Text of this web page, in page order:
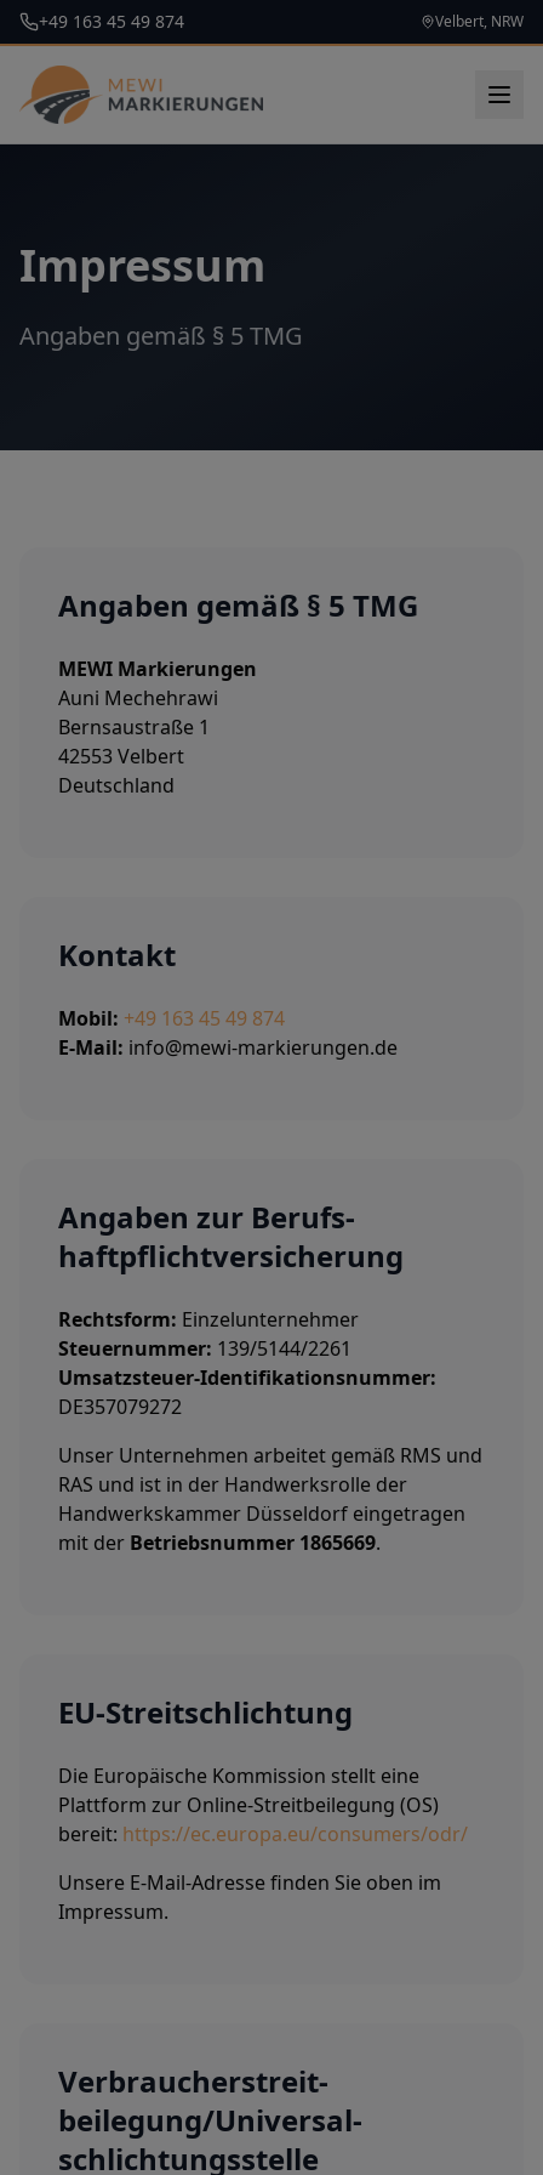
+49 163 45 49 874 Velbert, NRW
Impressum
Angaben gemäß § 5 TMG
Angaben gemäß § 5 TMG
MEWI Markierungen
Auni Mechehrawi
Bernsaustraße 1
42553 Velbert
Deutschland
Kontakt
Mobil: +49 163 45 49 874
E-Mail: info@mewi-markierungen.de
Angaben zur Berufs­
haftpflicht­versicherung
Rechtsform: Einzelunternehmer
Steuernummer: 139/5144/2261
Umsatzsteuer-Identifikationsnummer:
DE357079272
Unser Unternehmen arbeitet gemäß RMS und
RAS und ist in der Handwerksrolle der
Handwerkskammer Düsseldorf eingetragen
mit der Betriebsnummer 1865669.
EU-Streitschlichtung
Die Europäische Kommission stellt eine
Plattform zur Online-Streitbeilegung (OS)
bereit: https://ec.europa.eu/consumers/odr/
Unsere E-Mail-Adresse finden Sie oben im
Impressum.
Verbraucher­streit­
beilegung/Universal­
schlichtungs­stelle